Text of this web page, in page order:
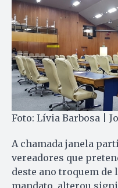
Foto: Lívia Barbosa |
A chamada janela
vereadores que
deste ano troquem de